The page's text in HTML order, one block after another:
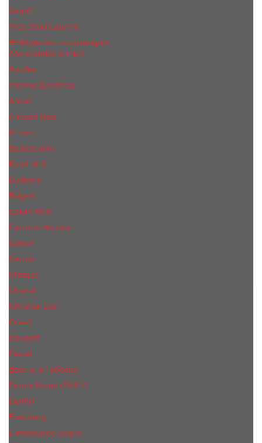
Xerjoff
Yves Saint Laurent
Мужская парфюмерия
Abercrombie & Fitch
Annifen
Antonio Banderas
Armaf
Armand Basi
Azzaro
Baldessarini
Bond № 9
Burberry
Bvlgari
Calvin Klein
Carolina Herrera
Cartier
Cerruti
Сliniquе
Chanel
Christian Dior
Creed
Davidoff
Diesel
Дольче & Габбана
Donna Karan (DKNY)
Dunhill
Eisenberg
Ermenegildo Zegna